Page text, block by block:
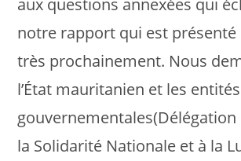
notre rapport qui est présenté
très prochainement. Nous
l’État mauritanien et les entités
gouvernementales(Délégation
la Solidarité Nationale et à la